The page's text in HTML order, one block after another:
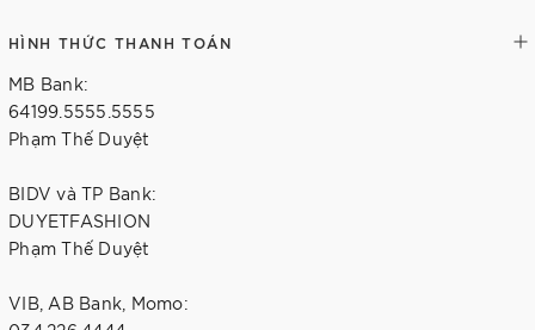
HÌNH THỨC THANH TOÁN
MB Bank:
64199.5555.5555
Phạm Thế Duyệt
BIDV và TP Bank:
DUYETFASHION
Phạm Thế Duyệt
VIB, AB Bank, Momo: